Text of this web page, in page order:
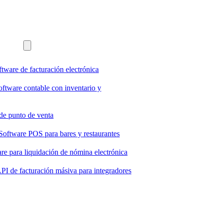
de facturación electrónica
contable con inventario y
punto de venta
POS para bares y restaurantes
para liquidación de nómina electrónica
de facturación másiva para integradores